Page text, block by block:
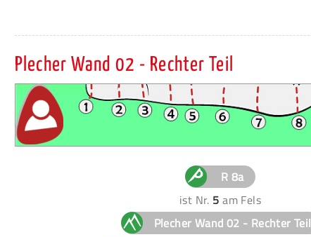
Plecher Wand 02 - Rechter Teil
R 8a
ist Nr. 5 am Fels
Plecher Wand 02 - Rechter Teil